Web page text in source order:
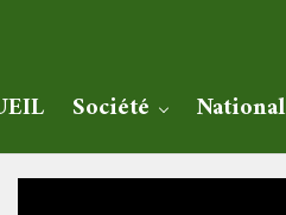
Société National